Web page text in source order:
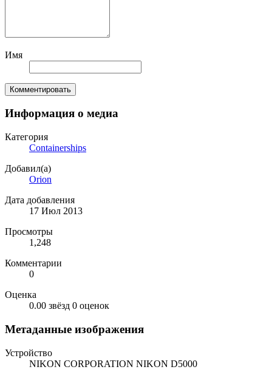
Имя
Комментировать
Информация о медиа
Категория
Containerships
Добавил(а)
Orion
Дата добавления
17 Июл 2013
Просмотры
1,248
Комментарии
0
Оценка
0.00 звёзд 0 оценок
Метаданные изображения
Устройство
NIKON CORPORATION NIKON D5000